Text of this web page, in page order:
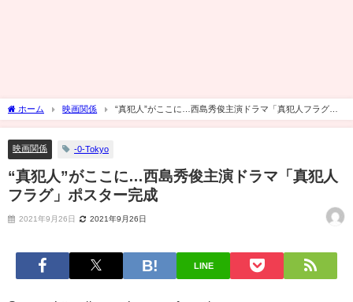
ホーム 映画関係
“真犯人”がここに…西島秀俊主演ドラマ「真犯人フラグ」
ポスター完成
映画関係 -0-Tokyo
“真犯人”がここに…西島秀俊主演ドラマ「真犯人
フラグ」ポスター完成
2021年9月26日 2021年9月26日
LINE